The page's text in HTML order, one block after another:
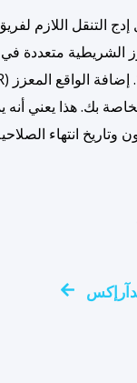
التنقل اللازم
الشريطية متعددة
بك. هذا يعني
وتاريخ انتهاء